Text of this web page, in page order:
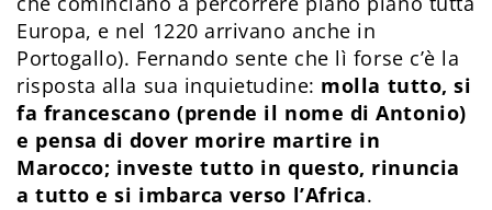
Europa, e nel 1220 arrivano anche in
Portogallo). Fernando sente che lì forse c’è la
risposta alla sua inquietudine: molla tutto, si
fa francescano (prende il nome di Antonio)
e pensa di dover morire martire in
Marocco; investe tutto in questo, rinuncia
a tutto e si imbarca verso l’Africa.